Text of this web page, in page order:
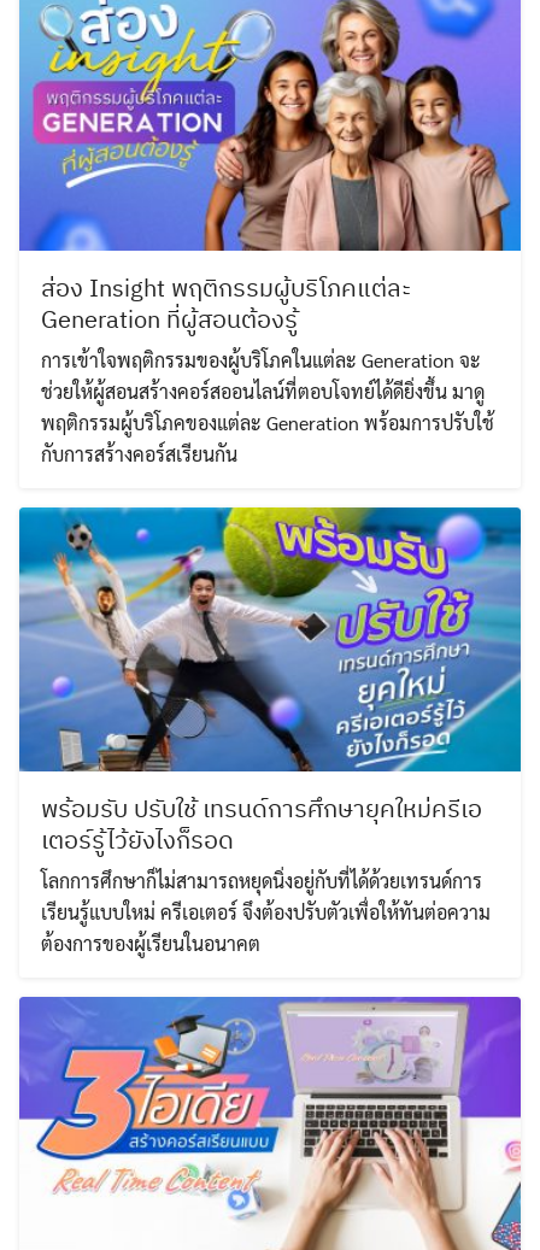
ส่อง Insight พฤติกรรมผู้บริโภคแต่ละ
Generation ที่ผู้สอนต้องรู้
การเข้าใจพฤติกรรมของผู้บริโภคในแต่ละ Generation จะ
ช่วยให้ผู้สอนสร้างคอร์สออนไลน์ที่ตอบโจทย์ได้ดียิ่งขึ้น มาดู
พฤติกรรมผู้บริโภคของแต่ละ Generation พร้อมการปรับใช้
กับการสร้างคอร์สเรียนกัน
พร้อมรับ ปรับใช้ เทรนด์การศึกษายุคใหม่ครีเอ
เตอร์รู้ไว้ยังไงก็รอด
โลกการศึกษาก็ไม่สามารถหยุดนิ่งอยู่กับที่ได้ด้วยเทรนด์การ
เรียนรู้แบบใหม่ ครีเอเตอร์ จึงต้องปรับตัวเพื่อให้ทันต่อความ
ต้องการของผู้เรียนในอนาคต